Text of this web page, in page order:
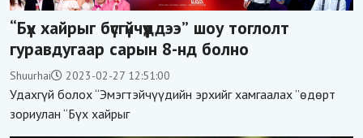
“Бүх хайрыг бүсгүйчүүддээ” шоу тоглолт
гуравдугаар сарын 8-нд болно
Shuurhai 2023-02-27 12:51:00
Удахгүй болох “Эмэгтэйчүүдийн эрхийг хамгаалах ”өдөрт
зориулан “Бүх хайрыг